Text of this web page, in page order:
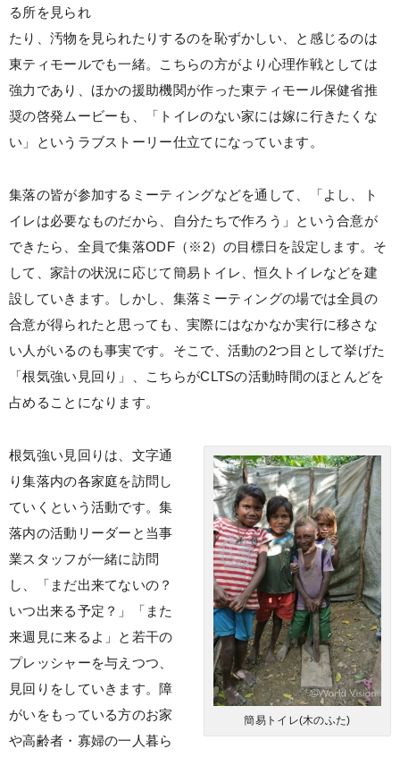
る所を見られ
たり、汚物を見られたりするのを恥ずかしい、と感じるのは
東ティモールでも一緒。こちらの方がより心理作戦としては
強力であり、ほかの援助機関が作った東ティモール保健省推
奨の啓発ムービーも、「トイレのない家には嫁に行きたくな
い」というラブストーリー仕立てになっています。
集落の皆が参加するミーティングなどを通して、「よし、ト
イレは必要なものだから、自分たちで作ろう」という合意が
できたら、全員で集落ODF（※2）の目標日を設定します。そ
して、家計の状況に応じて簡易トイレ、恒久トイレなどを建
設していきます。しかし、集落ミーティングの場では全員の
合意が得られたと思っても、実際にはなかなか実行に移さな
い人がいるのも事実です。そこで、活動の2つ目として挙げた
「根気強い見回り」、こちらがCLTSの活動時間のほとんどを
占めることになります。
簡易トイレ(木のふた)
根気強い見回りは、文字通
り集落内の各家庭を訪問し
ていくという活動です。集
落内の活動リーダーと当事
業スタッフが一緒に訪問
し、「まだ出来てないの？
いつ出来る予定？」「また
来週見に来るよ」と若干の
プレッシャーを与えつつ、
見回りをしていきます。障
がいをもっている方のお家
や高齢者・寡婦の一人暮ら